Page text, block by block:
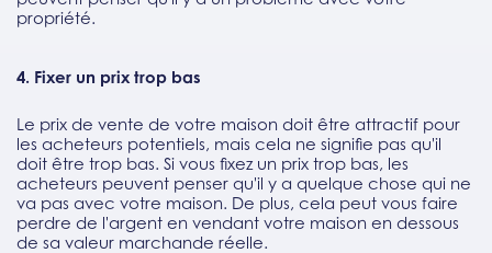
propriété.
4. Fixer un prix trop bas
Le prix de vente de votre maison doit être attractif pour
les acheteurs potentiels, mais cela ne signifie pas qu'il
doit être trop bas. Si vous fixez un prix trop bas, les
acheteurs peuvent penser qu'il y a quelque chose qui ne
va pas avec votre maison. De plus, cela peut vous faire
perdre de l'argent en vendant votre maison en dessous
de sa valeur marchande réelle.